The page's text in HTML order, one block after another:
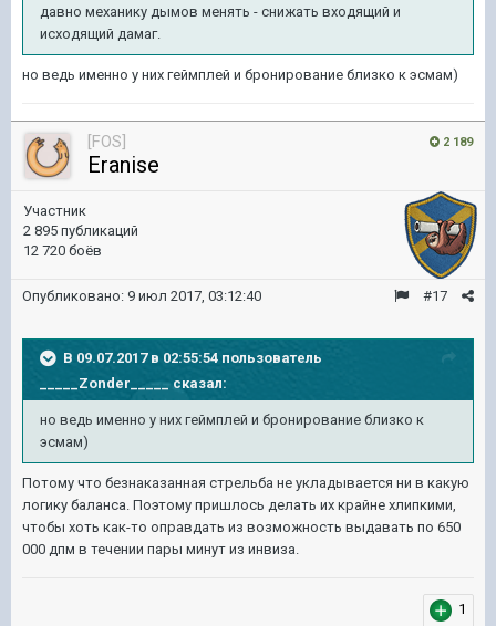
давно механику дымов менять - снижать входящий и
исходящий дамаг.
но ведь именно у них геймплей и бронирование близко к эсмам)
2 189
[FOS]
Eranise
Участник
2 895 публикаций
12 720 боёв
#17
Опубликовано: 9 июл 2017, 03:12:40
В 09.07.2017 в 02:55:54 пользователь
_____Zonder_____ сказал:
но ведь именно у них геймплей и бронирование близко к
эсмам)
Потому что безнаказанная стрельба не укладывается ни в какую
логику баланса. Поэтому пришлось делать их крайне хлипкими,
чтобы хоть как-то оправдать из возможность выдавать по 650
000 дпм в течении пары минут из инвиза.
1